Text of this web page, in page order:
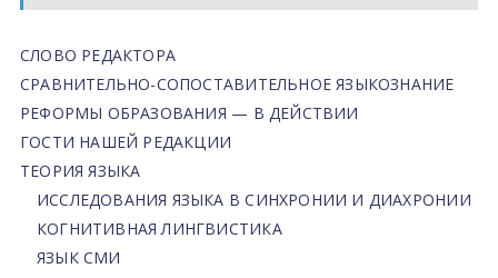
СЛОВО РЕДАКТОРА
СРАВНИТЕЛЬНО-СОПОСТАВИТЕЛЬНОЕ ЯЗЫКОЗНАНИЕ
РЕФОРМЫ ОБРАЗОВАНИЯ — В ДЕЙСТВИИ
ГОСТИ НАШЕЙ РЕДАКЦИИ
ТЕОРИЯ ЯЗЫКА
ИССЛЕДОВАНИЯ ЯЗЫКА В СИНХРОНИИ И ДИАХРОНИИ
КОГНИТИВНАЯ ЛИНГВИСТИКА
ЯЗЫК СМИ